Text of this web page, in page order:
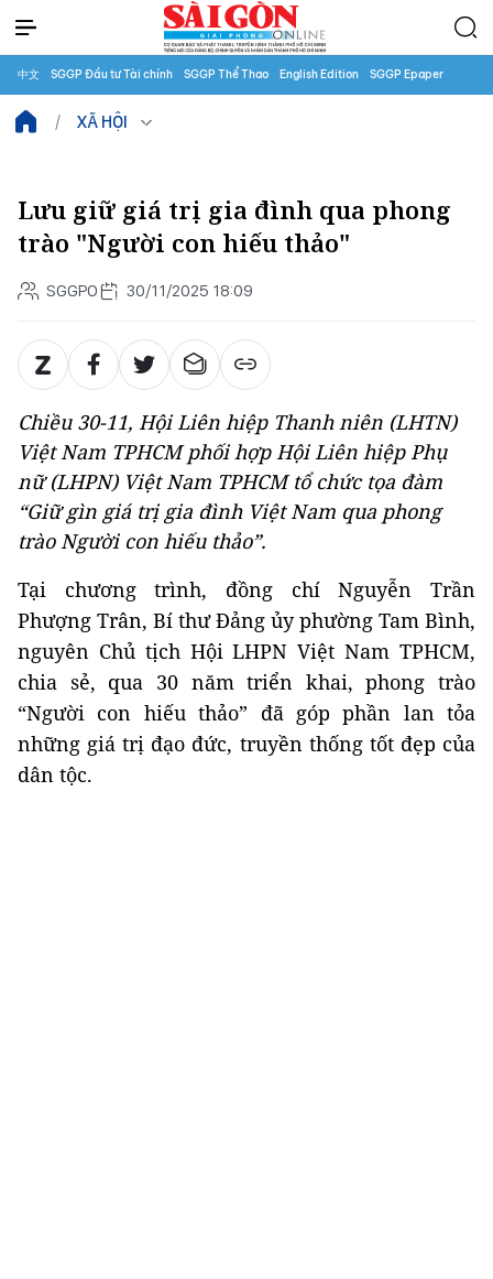
中文 SGGP Đầu tư Tài chính SGGP Thể Thao English Edition SGGP Epaper
XÃ HỘI
Lưu giữ giá trị gia đình qua phong
trào "Người con hiếu thảo"
SGGPO 30/11/2025 18:09
Chiều 30-11, Hội Liên hiệp Thanh niên (LHTN)
Việt Nam TPHCM phối hợp Hội Liên hiệp Phụ
nữ (LHPN) Việt Nam TPHCM tổ chức tọa đàm
“Giữ gìn giá trị gia đình Việt Nam qua phong
trào Người con hiếu thảo”.
Tại chương trình, đồng chí Nguyễn Trần
Phượng Trân, Bí thư Đảng ủy phường Tam Bình,
nguyên Chủ tịch Hội LHPN Việt Nam TPHCM,
chia sẻ, qua 30 năm triển khai, phong trào
“Người con hiếu thảo” đã góp phần lan tỏa
những giá trị đạo đức, truyền thống tốt đẹp của
dân tộc.